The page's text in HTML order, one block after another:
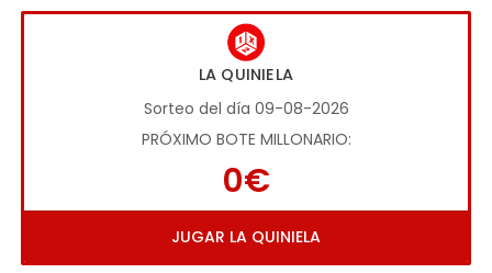
LA QUINIELA
Sorteo del día 09-08-2026
PRÓXIMO BOTE MILLONARIO:
0€
JUGAR LA QUINIELA